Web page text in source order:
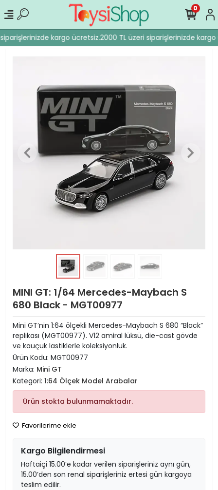
kargo ücretsiz.2000 TL üzeri siparişlerinizde kargo
0
MINI GT: 1/64 Mercedes-Maybach S
680 Black - MGT00977
Mini GT’nin 1:64 ölçekli Mercedes-Maybach S 680 “Black”
replikası (MGT00977). V12 amiral lüksü, die-cast gövde
ve kauçuk lastiklerle koleksiyonluk.
Ürün Kodu: MGT00977
Marka: Mini GT
Kategori: 1:64 Ölçek Model Arabalar
Ürün stokta bulunmamaktadır.
Favorilerime ekle
Kargo Bilgilendirmesi
Haftaiçi 15.00’e kadar verilen siparişleriniz aynı gün,
15.00’den son renal siparişleriniz ertesi gün kargoya
teslim edilir.